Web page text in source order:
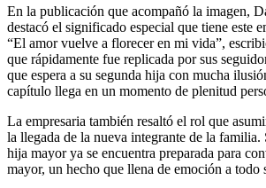
En la publicación que acompañó la imagen,
destacó el significado especial que tiene este
“El amor vuelve a florecer en mi vida”,
que rápidamente fue replicada por sus
que espera a su segunda hija con mucha
capítulo llega en un momento de plenitud
La empresaria también resaltó el rol que
la llegada de la nueva integrante de la familia.
hija mayor ya se encuentra preparada para
mayor, un hecho que llena de emoción a todo